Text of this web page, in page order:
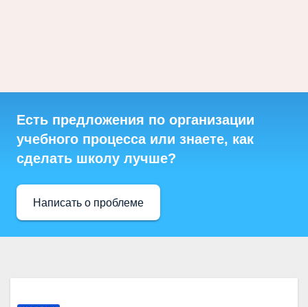
Есть предложения по организации
учебного процесса или знаете, как
сделать школу лучше?
Написать о проблеме